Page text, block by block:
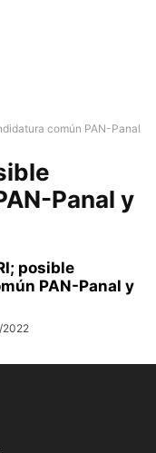
común PAN-Panal
Panal y
posible
PAN-Panal y
2022